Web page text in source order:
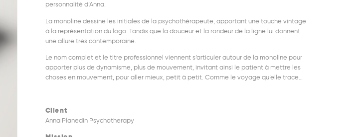
personnalité d’Anna.
La monoline dessine les initiales de la psychothérapeute, apportant une touche vintage
à la représentation du logo. Tandis que la douceur et la rondeur de la ligne lui donnent
une allure très contemporaine.
Le nom complet et le titre professionnel viennent s’articuler autour de la monoline pour
apporter plus de dynamisme, plus de mouvement, invitant ainsi le patient à mettre les
choses en mouvement, pour aller mieux, petit à petit. Comme le voyage qu’elle trace…
Client
Anna Planedin Psychotherapy